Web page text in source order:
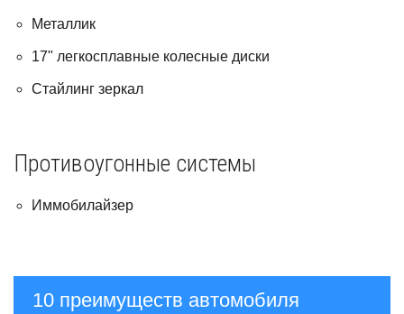
Металлик
17" легкосплавные колесные диски
Стайлинг зеркал
Противоугонные системы
Иммобилайзер
10 преимуществ автомобиля